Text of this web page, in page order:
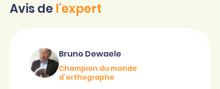
Avis de l'expert
Bruno Dewaele
Champion du monde
d’orthographe